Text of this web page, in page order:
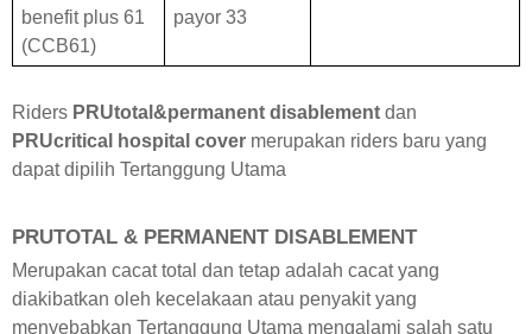
benefit plus 61
(CCB61)
payor 33
Riders PRUtotal&permanent disablement dan
PRUcritical hospital cover merupakan riders baru yang
dapat dipilih Tertanggung Utama
PRUTOTAL & PERMANENT DISABLEMENT
Merupakan cacat total dan tetap adalah cacat yang
diakibatkan oleh kecelakaan atau penyakit yang
menyebabkan Tertanggung Utama mengalami salah satu